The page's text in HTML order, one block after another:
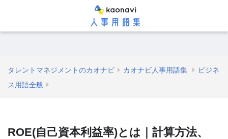
タレントマネジメントのカオナビ カオナビ人事用語集
ビジネ
ス用語全般
ROE(自己資本利益率)とは｜計算方法、